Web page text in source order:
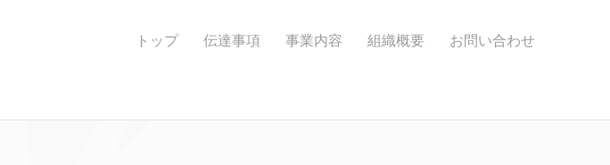
トップ 伝達事項 事業内容 組織概要 お問い合わせ